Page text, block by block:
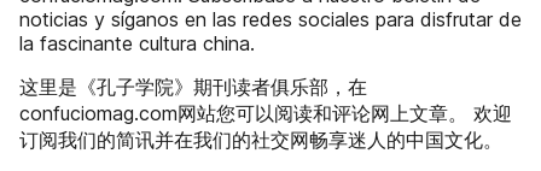
noticias y síganos en las redes sociales para disfrutar de
la fascinante cultura china.
这里是《孔子学院》期刊读者俱乐部，在
confuciomag.com网站您可以阅读和评论网上文章。 欢迎
订阅我们的简讯并在我们的社交网畅享迷人的中国文化。